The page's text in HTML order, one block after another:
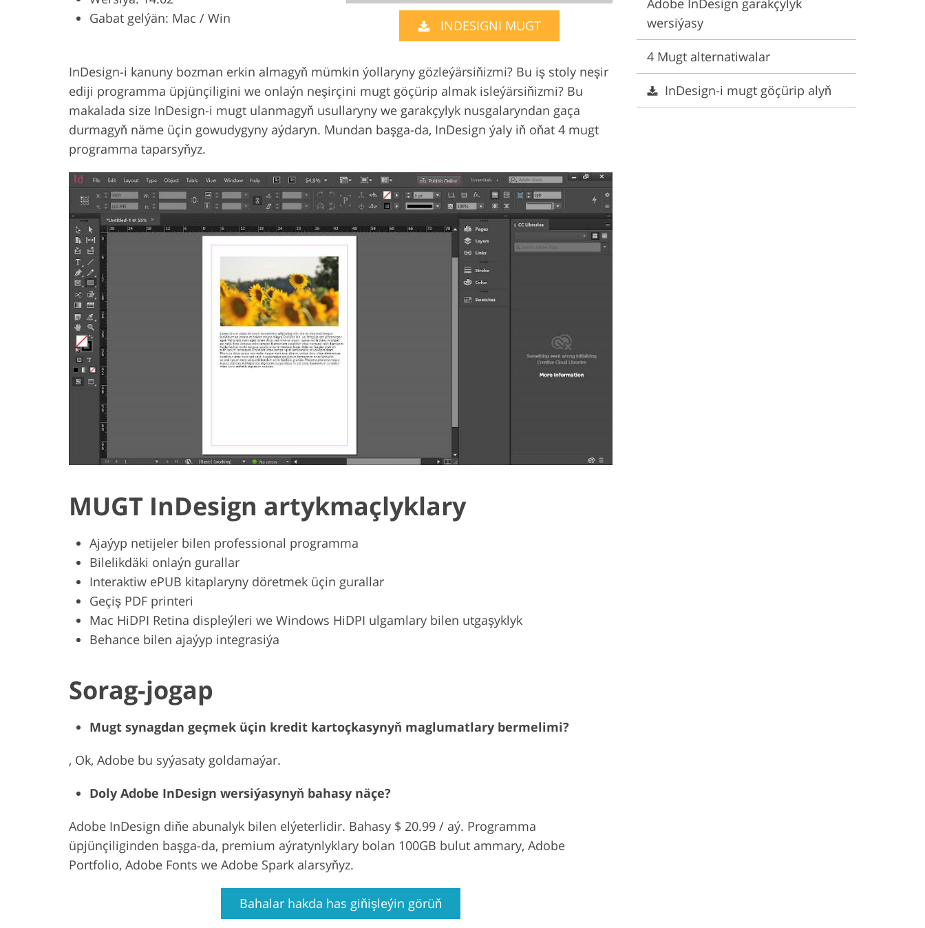
Product Photo Editing AI Training Data Video Editing Services
Gabat gelýän: Mac / Win
INDESIGNI MUGT
InDesign-i kanuny bozman erkin almagyň mümkin ýollaryny gözleýärsiňizmi? Bu iş stoly neşir
ediji programma üpjünçiligini we onlaýn neşirçini mugt göçürip almak isleýärsiňizmi? Bu
makalada size InDesign-i mugt ulanmagyň usullaryny we garakçylyk nusgalaryndan gaça
durmagyň näme üçin gowudygyny aýdaryn. Mundan başga-da, InDesign ýaly iň oňat 4 mugt
programma taparsyňyz.
MUGT InDesign artykmaçlyklary
Ajaýyp netijeler bilen professional programma
Bilelikdäki onlaýn gurallar
Interaktiw ePUB kitaplaryny döretmek üçin gurallar
Geçiş PDF printeri
Mac HiDPI Retina displeýleri we Windows HiDPI ulgamlary bilen utgaşyklyk
Behance bilen ajaýyp integrasiýa
Sorag-jogap
Mugt synagdan geçmek üçin kredit kartoçkasynyň maglumatlary bermelimi?
, Ok, Adobe bu syýasaty goldamaýar.
Doly Adobe InDesign wersiýasynyň bahasy näçe?
Adobe InDesign diňe abunalyk bilen elýeterlidir. Bahasy $ 20.99 / aý. Programma
üpjünçiliginden başga-da, premium aýratynlyklary bolan 100GB bulut ammary, Adobe
Portfolio, Adobe Fonts we Adobe Spark alarsyňyz.
Bahalar hakda has giňişleýin görüň
Adobe InDesign garakçylyk
wersiýasy
4 Mugt alternatiwalar
InDesign-i mugt göçürip alyň